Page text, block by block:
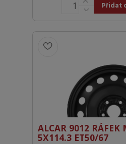
Přidat
ALCAR 9012 RÁFEK
5X114.3 ET50/67